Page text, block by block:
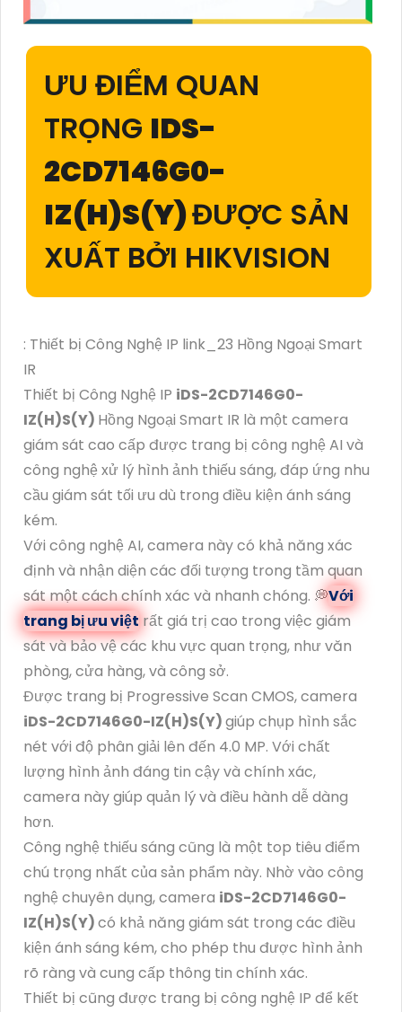
ƯU ĐIỂM QUAN
TRỌNG IDS-
2CD7146G0-
IZ(H)S(Y)ĐƯỢC SẢN
XUẤT BỞI HIKVISION
: Thiết bị Công Nghệ IP link_23 Hồng Ngoại Smart
IR
Thiết bị Công Nghệ IP iDS-2CD7146G0-
IZ(H)S(Y) Hồng Ngoại Smart IR là một camera
giám sát cao cấp được trang bị công nghệ AI và
công nghệ xử lý hình ảnh thiếu sáng, đáp ứng nhu
cầu giám sát tối ưu dù trong điều kiện ánh sáng
kém.
Với công nghệ AI, camera này có khả năng xác
định và nhận diện các đối tượng trong tầm quan
sát một cách chính xác và nhanh chóng. 💭Với
trang bị ưu việt rất giá trị cao trong việc giám
sát và bảo vệ các khu vực quan trọng, như văn
phòng, cửa hàng, và công sở.
Được trang bị Progressive Scan CMOS, camera
iDS-2CD7146G0-IZ(H)S(Y)giúp chụp hình sắc
nét với độ phân giải lên đến 4.0 MP. Với chất
lượng hình ảnh đáng tin cậy và chính xác,
camera này giúp quản lý và điều hành dễ dàng
hơn.
Công nghệ thiếu sáng cũng là một top tiêu điểm
chú trọng nhất của sản phẩm này. Nhờ vào công
nghệ chuyên dụng, camera iDS-2CD7146G0-
IZ(H)S(Y)có khả năng giám sát trong các điều
kiện ánh sáng kém, cho phép thu được hình ảnh
rõ ràng và cung cấp thông tin chính xác.
Thiết bị cũng được trang bị công nghệ IP để kết